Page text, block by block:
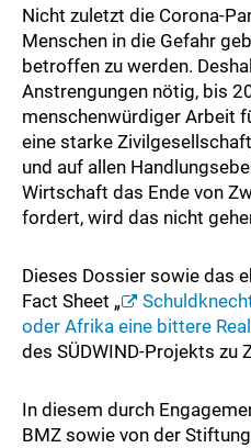
Nicht zuletzt die Corona-
Menschen in die Gefahr
betroffen zu werden.
Anstrengungen nötig, bis
menschenwürdiger Arbeit
eine starke
und auf allen
Wirtschaft das Ende von
fordert, wird das nicht
Dieses Dossier sowie das
Fact Sheet „
oder Afrika eine bittere
des SÜDWIND-Projekts zu
In diesem durch
BMZ sowie von der